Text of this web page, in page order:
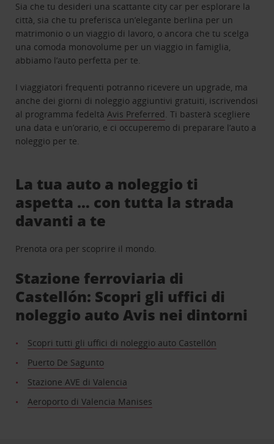
Sia che tu desideri una scattante city car per esplorare la
città, sia che tu preferisca un’elegante berlina per un
matrimonio o un viaggio di lavoro, o ancora che tu scelga
una comoda monovolume per un viaggio in famiglia,
abbiamo l’auto perfetta per te.
I viaggiatori frequenti potranno ricevere un upgrade, ma
anche dei giorni di noleggio aggiuntivi gratuiti, iscrivendosi
al programma fedeltàAvis Preferred. Ti basterà scegliere
una data e un’orario, e ci occuperemo di preparare l’auto a
noleggio per te.
La tua auto a noleggio ti
aspetta … con tutta la strada
davanti a te
Prenota ora per scoprire il mondo.
Stazione ferroviaria di
Castellón: Scopri gli uffici di
noleggio auto Avis nei dintorni
Scopri tutti gli uffici di noleggio auto Castellón
Puerto De Sagunto
Stazione AVE di Valencia
Aeroporto di Valencia Manises